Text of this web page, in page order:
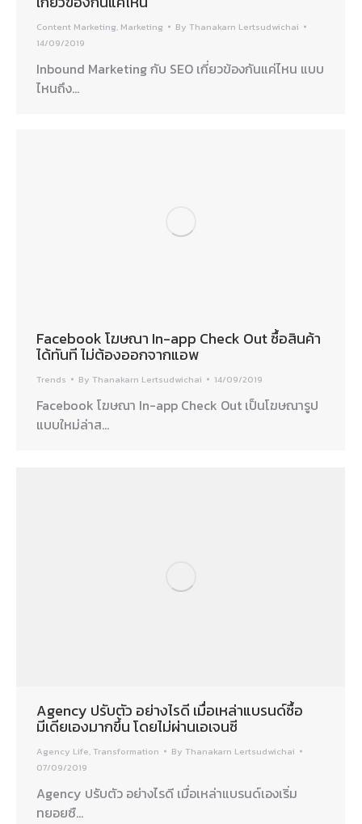
Content Marketing, Marketing By Thanakarn Lertsudwichai
14/09/2019
Inbound Marketing กับ SEO เกี่ยวข้องกันแค่ไหน แบบ
ไหนถึง…
Facebook โฆษณา In-app Check Out ซื้อสินค้า
ได้ทันที ไม่ต้องออกจากแอพ
Trends By Thanakarn Lertsudwichai 14/09/2019
Facebook โฆษณา In-app Check Out เป็นโฆษณารูป
แบบใหม่ล่าส…
Agency ปรับตัว อย่างไรดี เมื่อเหล่าแบรนด์ซื้อ
มีเดียเองมากขึ้น โดยไม่ผ่านเอเจนซี
Agency Life,Transformation By Thanakarn Lertsudwichai
07/09/2019
Agency ปรับตัว อย่างไรดี เมื่อเหล่าแบรนด์เองเริ่ม
ทยอยซื…